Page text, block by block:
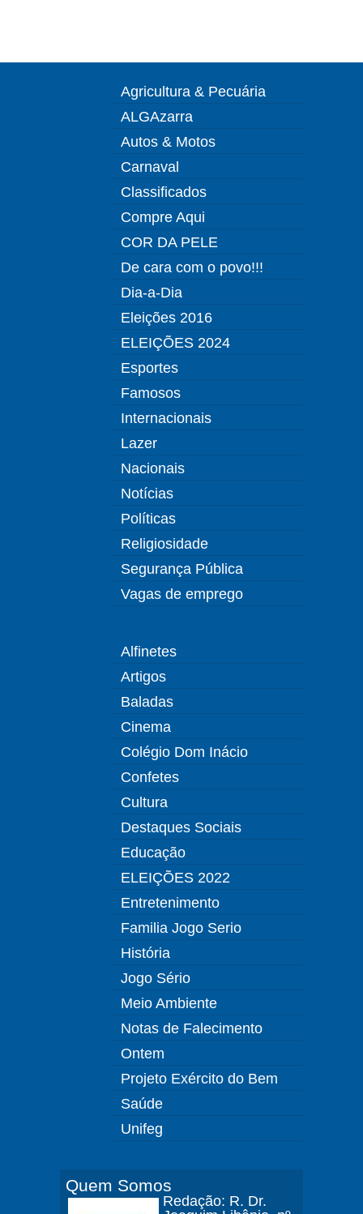
Agricultura & Pecuária
ALGAzarra
Autos & Motos
Carnaval
Classificados
Compre Aqui
COR DA PELE
De cara com o povo!!!
Dia-a-Dia
Eleições 2016
ELEIÇÕES 2024
Esportes
Famosos
Internacionais
Lazer
Nacionais
Notícias
Políticas
Religiosidade
Segurança Pública
Vagas de emprego
Alfinetes
Artigos
Baladas
Cinema
Colégio Dom Inácio
Confetes
Cultura
Destaques Sociais
Educação
ELEIÇÕES 2022
Entretenimento
Familia Jogo Serio
História
Jogo Sério
Meio Ambiente
Notas de Falecimento
Ontem
Projeto Exército do Bem
Saúde
Unifeg
Quem Somos
Redação: R. Dr.